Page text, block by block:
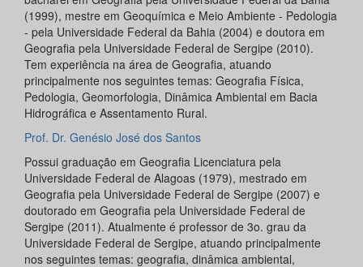
(1999), mestre em Geoquímica e Meio Ambiente - Pedologia
- pela Universidade Federal da Bahia (2004) e doutora em
Geografia pela Universidade Federal de Sergipe (2010).
Tem experiência na área de Geografia, atuando
principalmente nos seguintes temas: Geografia Física,
Pedologia, Geomorfologia, Dinâmica Ambiental em Bacia
Hidrográfica e Assentamento Rural.
Prof. Dr. Genésio José dos Santos
Possui graduação em Geografia Licenciatura pela
Universidade Federal de Alagoas (1979), mestrado em
Geografia pela Universidade Federal de Sergipe (2007) e
doutorado em Geografia pela Universidade Federal de
Sergipe (2011). Atualmente é professor de 3o. grau da
Universidade Federal de Sergipe, atuando principalmente
nos seguintes temas: geografia, dinâmica ambiental,